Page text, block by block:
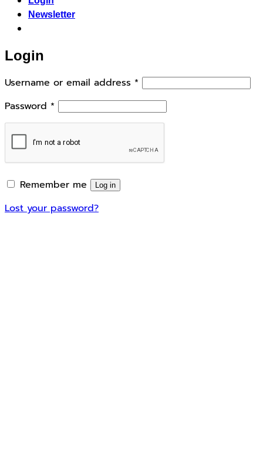
Newsletter
Login
Username or email address * Required
Password * Required
Remember me Log in
Lost your password?